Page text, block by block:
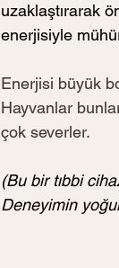
uzaklaştırarak
enerjisiyle
Enerjisi büyük
Hayvanlar
çok severler.
(Bu bir tıbbi
Deneyimin